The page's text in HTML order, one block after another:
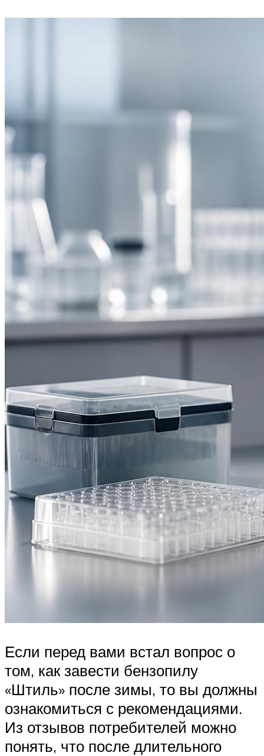
Если перед вами встал вопрос о
том, как завести бензопилу
«Штиль» после зимы, то вы должны
ознакомиться с рекомендациями.
Из отзывов потребителей можно
понять, что после длительного